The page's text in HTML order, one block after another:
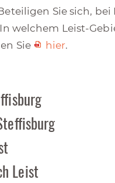
Sie sich, bei
welchem Leist-
Sie
hier.
Leist